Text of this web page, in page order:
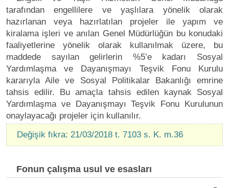
tarafından engellilere ve yaşlılara yönelik olarak
hazırlanan veya hazırlatılan projeler ile yapım ve
kiralama işleri ve anılan Genel Müdürlüğün bu konudaki
faaliyetlerine yönelik olarak kullanılmak üzere, bu
maddede sayılan gelirlerin %5’e kadarı Sosyal
Yardımlaşma ve Dayanışmayı Teşvik Fonu Kurulu
kararıyla Aile ve Sosyal Politikalar Bakanlığı emrine
tahsis edilir. Bu amaçla tahsis edilen kaynak Sosyal
Yardımlaşma ve Dayanışmayı Teşvik Fonu Kurulunun
onaylayacağı projeler için kullanılır.
Değişik fıkra: 21/03/2018 t. 7103 s. K. m.36
Fonun çalışma usul ve esasları